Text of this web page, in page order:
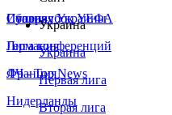
Сборная Украины
Италия
Германия
Франция
Нидерланды
Суперкубок УЕФА
Лига конференций
ЛЧ - Top News
Украина
Украина
Первая лига
Вторая лига